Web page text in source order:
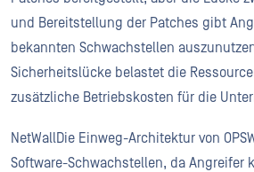
und Bereitstellung der Patches gibt
bekannten Schwachstellen
Sicherheitslücke belastet die
zusätzliche Betriebskosten für die
NetWallDie Einweg-Architektur von
Software-Schwachstellen, da Angreifer